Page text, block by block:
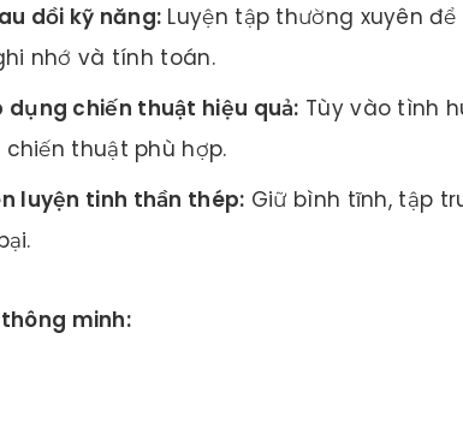
dồi kỹ năng: Luyện tập thường xuyên
nhớ và tính toán.
dụng chiến thuật hiệu quả: Tùy vào tình
chiến thuật phù hợp.
luyện tinh thần thép: Giữ bình tĩnh, tập
minh: